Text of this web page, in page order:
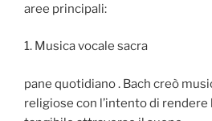
aree principali:
1. Musica vocale sacra
pane quotidiano . Bach creò
religiose con l’intento di rendere